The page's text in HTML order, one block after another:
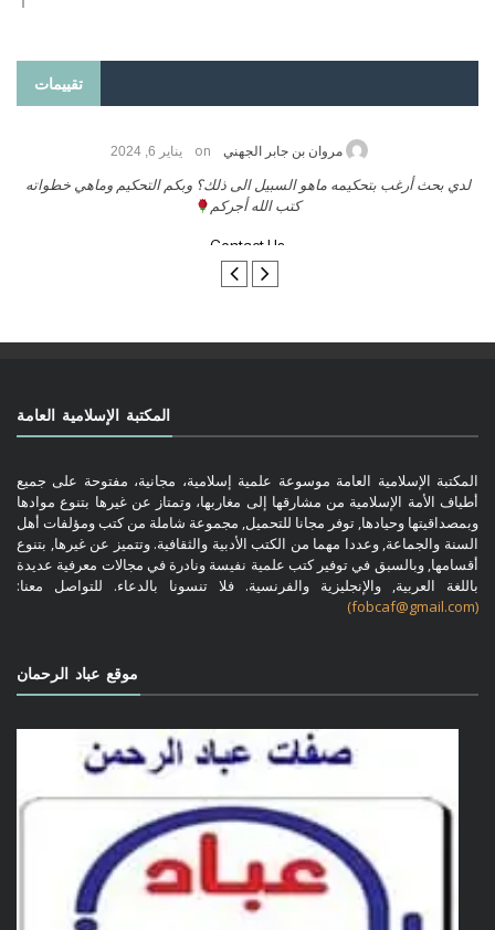
تقييمات
لدي
حامد الزريقي on يناير 25, 2026
السلام عليكم ورحمة الله وبركاتة أرغب بنشر كتابي معكم
المكتبة الإسلامية العامة
المكتبة الإسلامية العامة موسوعة علمية إسلامية، مجانية، مفتوحة على جميع
أطياف الأمة الإسلامية من مشارقها إلى مغاربها، وتمتاز عن غيرها بتنوع موادها
وبمصداقيتها وحيادها, توفر مجانا للتحميل, مجموعة شاملة من كتب ومؤلفات أهل
السنة والجماعة, وعددا مهما من الكتب الأدبية والثقافية. وتتميز عن غيرها, بتنوع
أقسامها, وبالسبق في توفير كتب علمية نفيسة ونادرة في مجالات معرفية عديدة
باللغة العربية, والإنجليزية والفرنسية. فلا تنسونا بالدعاء. للتواصل معنا:
(fobcaf@gmail.com)
موقع عباد الرحمان